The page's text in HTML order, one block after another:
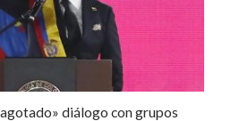
diálogo con grupos